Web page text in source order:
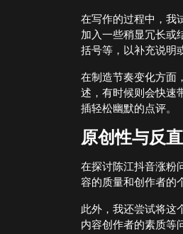
在写作的过程中，我
加入一些稍显冗长或
括号等，以补充说明
在制造节奏变化方面
述，有时候则会快速
插轻松幽默的点评。
原创性与反
在探讨陈江抖音涨粉
容的质量和创作者的
此外，我还尝试将这
内容创作者的素质等